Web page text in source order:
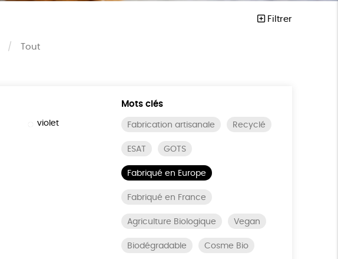
Filtrer
Tout
violet
Mots clés
Fabrication artisanale Recyclé
ESAT GOTS
Fabriqué en Europe
Fabriqué en France
Agriculture Biologique Vegan
Biodégradable Cosme Bio